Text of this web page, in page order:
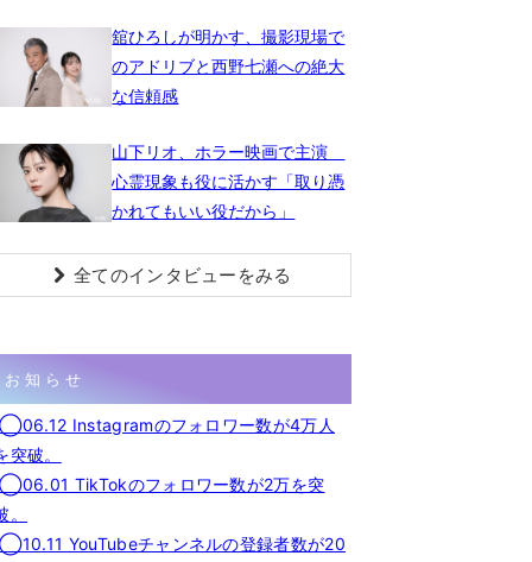
舘ひろしが明かす、撮影現場で
のアドリブと西野七瀬への絶大
な信頼感
山下リオ、ホラー映画で主演
心霊現象も役に活かす「取り憑
かれてもいい役だから」
全てのインタビューをみる
お知らせ
◯06.12 Instagramのフォロワー数が4万人
突破。
◯06.01 TikTokのフォロワー数が2万を突
。
◯10.11 YouTubeチャンネルの登録者数が20